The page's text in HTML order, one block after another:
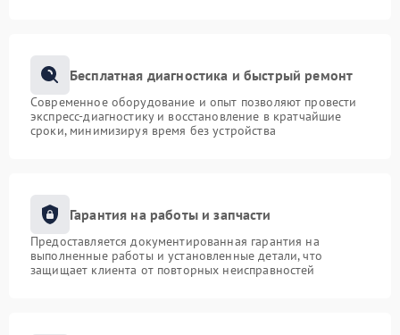
Бесплатная диагностика и быстрый ремонт
Современное оборудование и опыт позволяют провести
экспресс-диагностику и восстановление в кратчайшие
сроки, минимизируя время без устройства
Гарантия на работы и запчасти
Предоставляется документированная гарантия на
выполненные работы и установленные детали, что
защищает клиента от повторных неисправностей